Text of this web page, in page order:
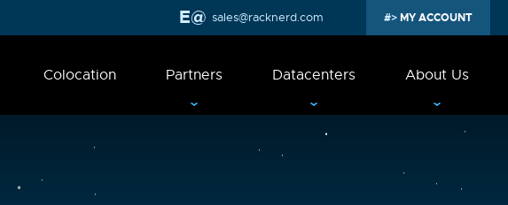
sales@racknerd.com MY ACCOUNT
Colocation Partners Datacenters About Us